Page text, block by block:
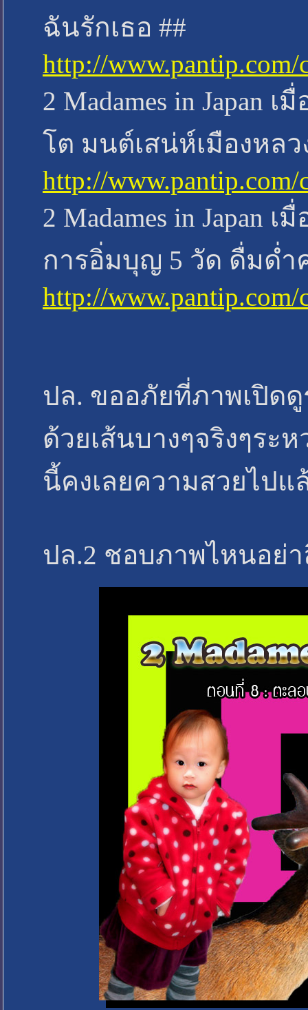
ฉันรักเธอ ##
http://www.pantip.com/
2 Madames in
โต มนต์เสน่ห์เมืองหลว
http://www.pantip.com/
2 Madames in
การอิ่มบุญ 5 วัด ดื่มด่ำ
http://www.pantip.com/
ปล. ขออภัยที่ภาพเปิด
ด้วยเส้นบางๆจริงๆระ
นี้คงเลยความสวยไปแ
ปล.2 ชอบภาพไหนอย่